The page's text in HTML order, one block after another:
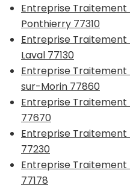
Entreprise Traitement
Ponthierry 77310
Entreprise Traitement
Laval 77130
Entreprise Traitement
sur-Morin 77860
Entreprise Traitement
77670
Entreprise Traitement
77230
Entreprise Traitement
77178